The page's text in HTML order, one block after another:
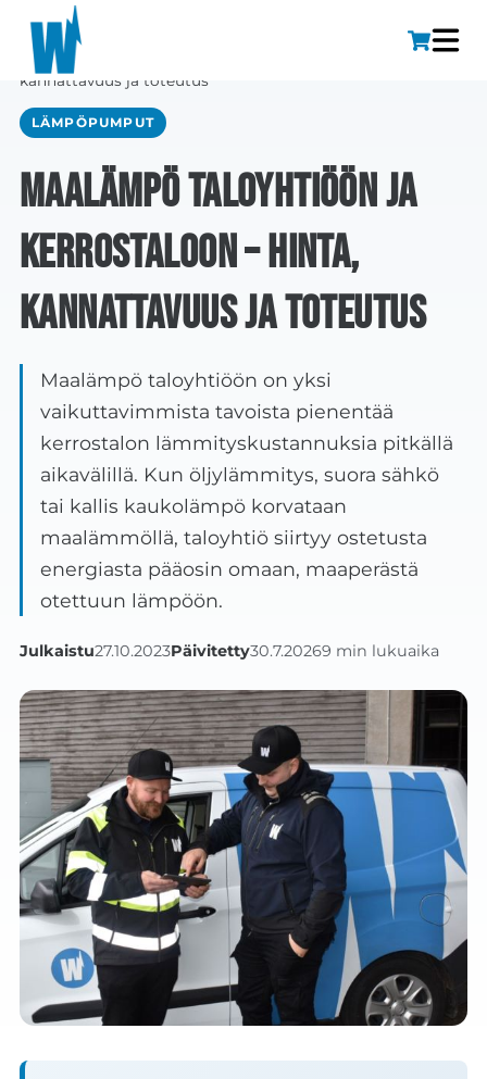
Etusivu
Maalämpö taloyhtiöön ja kerrostaloon – hinta,
kannattavuus ja toteutus
LÄMPÖPUMPUT
Maalämpö taloyhtiöön ja
kerrostaloon – hinta,
kannattavuus ja toteutus
Maalämpö taloyhtiöön on yksi
vaikuttavimmista tavoista pienentää
kerrostalon lämmityskustannuksia pitkällä
aikavälillä. Kun öljylämmitys, suora sähkö
tai kallis kaukolämpö korvataan
maalämmöllä, taloyhtiö siirtyy ostetusta
energiasta pääosin omaan, maaperästä
otettuun lämpöön.
Julkaistu27.10.2023Päivitetty30.7.20269 min lukuaika